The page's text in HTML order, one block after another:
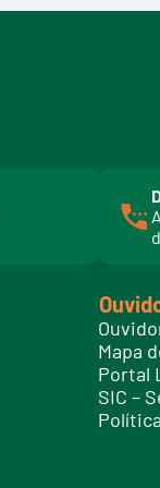
l
i
t
e
l
e
f
o
n
Mapa
Portal
SIC –